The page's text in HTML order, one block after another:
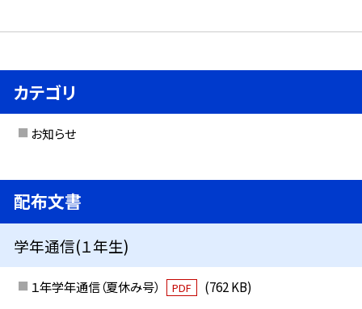
カテゴリ
お知らせ
配布文書
学年通信(１年生)
１年学年通信（夏休み号） PDF
(762 KB)